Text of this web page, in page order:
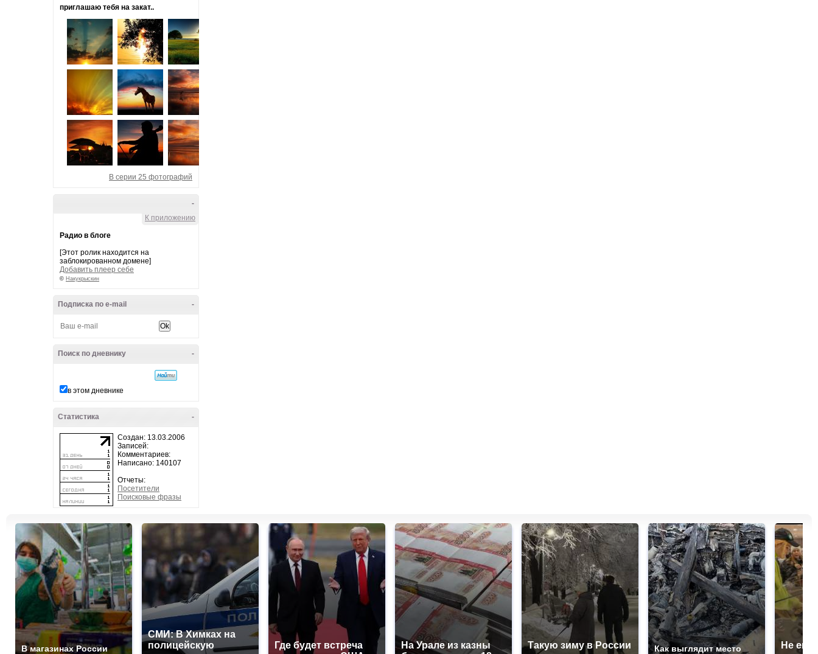
приглашаю тебя на закат..
В серии 25 фотографий
-
К приложению
Радио в блоге
[Этот ролик находится на
заблокированном домене]
Добавить плеер себе
© Накукрыскин
-
Подписка по e-mail
-
Поиск по дневнику
в этом дневнике
-
Статистика
Создан: 13.03.2006
Записей:
Комментариев:
Написано: 140107
Отчеты:
Посетители
Поисковые фразы
В магазинах России
СМИ: В Химках на
полицейскую
Где будет встреча
На Урале из казны
Такую зиму в России
Как выглядит место
Не